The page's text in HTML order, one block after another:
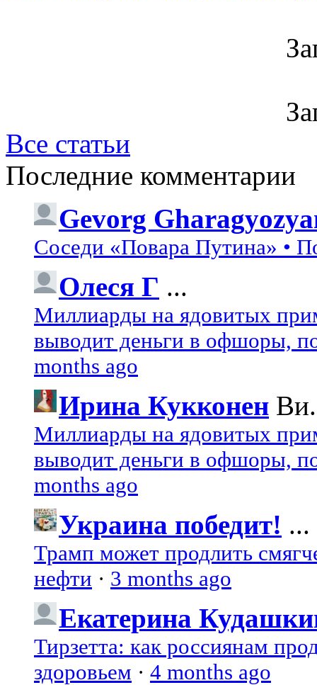
Все статьи
Последние комментарии
Gevorg
Соседи «Повара Путина» •
Олеся Г ...
Миллиарды на ядовитых
выводит деньги в офшоры,
months ago
Ирина Кукконен
Миллиарды на ядовитых
выводит деньги в офшоры,
months ago
Украина победит! ...
Трамп может продлить
нефти · 3 months ago
Екатерина
Тирзетта: как россиянам
здоровьем · 4 months ago